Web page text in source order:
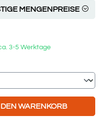
MENGENPREISE
3-5 Werktage
gewünschten
WARENKORB